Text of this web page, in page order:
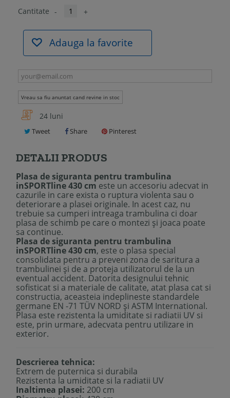
Cantitate - +
Adauga la favorite
Vreau sa fiu anuntat cand revine in stoc
24 luni
Tweet Share Pinterest
DETALII PRODUS
Plasa de siguranta pentru trambulina
inSPORTline 430 cm este un accesoriu adecvat in
cazurile in care exista o ruptura violenta sau o
deteriorare a plasei originale. In acest caz, nu
trebuie sa cumperi intreaga trambulina ci doar
plasa de schimb pe care o montezi și joaca poate
sa continue.
Plasa de siguranta pentru trambulina
inSPORTline 430 cm, este o plasa special
consolidata pentru a preveni zona de saritura a
trambulinei și de a proteja utilizatorul de la un
eventual accident. Datorita designului tehnic
sofisticat si a materiale de calitate, atat plasa cat si
constructia, aceasteia indeplineste standardele
germane EN -71 TÜV NORD și ASTM International.
Plasa este rezistenta la umiditate si radiatii UV si
este, prin urmare, adecvata pentru utilizare in
exterior.
Descrierea tehnica:
Extrem de puternica si durabila
Rezistenta la umiditate si la radiatii UV
Inaltimea plasei: 200 cm